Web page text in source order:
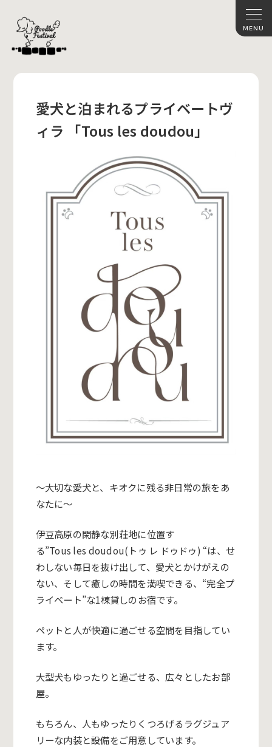
愛犬と泊まれるプライベートヴ
ィラ 「Tous les doudou」
～大切な愛犬と、キオクに残る非日常の旅をあ
なたに～
伊豆高原の閑静な別荘地に位置す
る”Tous les doudou(トゥ レ ドゥドゥ) “は、せ
わしない毎日を抜け出して、愛犬とかけがえの
ない、 そして癒しの時間を満喫できる、“完全プ
ライベート”な1棟貸しのお宿です。
ペットと人が快適に過ごせる空間を目指してい
ます。
大型犬もゆったりと過ごせる、広々としたお部
屋。
もちろん、 人もゆったりくつろげるラグジュア
リーな内装と設備をご用意しています。